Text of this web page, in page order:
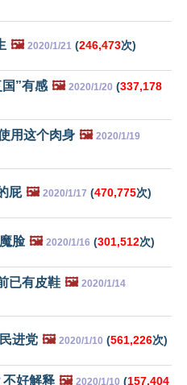
🖼️ 2020/1/21 (246,473次)
”有感 🖼️ 2020/1/20 (337,178
用这个肉身 🖼️ 2020/1/19
屁 🖼️ 2020/1/17 (470,775次)
脸 🖼️ 2020/1/16 (301,512次)
已有皮鞋 🖼️ 2020/1/14
进党 🖼️ 2020/1/10 (561,226次)
不好解释 🖼️ 2020/1/10 (157,404